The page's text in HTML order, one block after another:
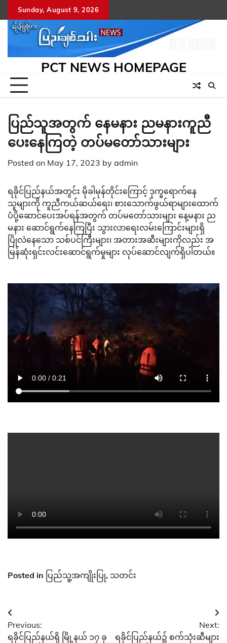
to
content
Sunday, August 9, 2026
PCT NEWS HOMEPAGE
ပြည်သူအတွက် နေမနား ညမနားကူညီ
ပေးနေကြတဲ့ တပ်မတော်သားများ
Posted on May 17, 2023 by admin
ရခိုင်ပြည်နယ်အတွင်း မိုခါမုန်တိုင်းကြောင့် ဒုက္ခရောက်နေ
သူများကို ကူညီကယ်ဆယ်ရေး၊ စားသောက်ဖွယ်ရာများထောက်
ပံပို့ဆောင်ပေးအပ်ရန်အတွက် တပ်မတော်သားများ နေ့မနား ည
မနား ဆောင်ရွက်နေကြပြီး သွားလာရေးလမ်းကြောင်းများရှိ
ပြိုလဲနေသော သစ်ပင်ကြီးများ၊ အတားအဆီးများကိုလည်း အ
မြန်ဆုံးရှင်းလင်းဆောင်ရွက်မှုများ လုပ်ဆောင်လျက်ရှိပါတယ်။
Posted in ပြည်သူ့အကျိုးပြု, သတင်း
Post
navigation
Previous:
ရခိုင်ပြည်နယ်ရှိ မြို့နယ် ၁၇ ခု
Next:
ရခိုင်ပြည်နယ်၌ စက်သုံးဆီများ